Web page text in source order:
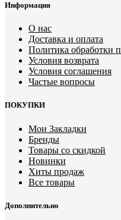
Информация
О нас
Доставка и оплата
Политика обработки
Условия возврата
Условия соглашения
Частые вопросы
ПОКУПКИ
Мои Закладки
Бренды
Товары со скидкой
Новинки
Хиты продаж
Все товары
Дополнительно